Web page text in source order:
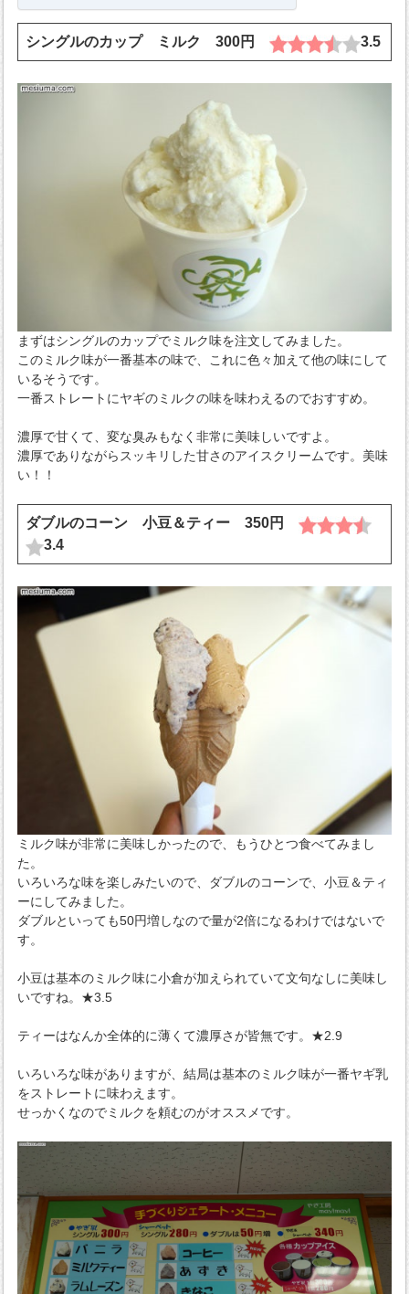
シングルのカップ ミルク 300円 3.5
まずはシングルのカップでミルク味を注文してみました。
このミルク味が一番基本の味で、これに色々加えて他の味にして
いるそうです。
一番ストレートにヤギのミルクの味を味わえるのでおすすめ。
濃厚で甘くて、変な臭みもなく非常に美味しいですよ。
濃厚でありながらスッキリした甘さのアイスクリームです。美味
い！！
ダブルのコーン 小豆＆ティー 350円
3.4
ミルク味が非常に美味しかったので、もうひとつ食べてみまし
た。
いろいろな味を楽しみたいので、ダブルのコーンで、小豆＆ティ
ーにしてみました。
ダブルといっても50円増しなので量が2倍になるわけではないで
す。
小豆は基本のミルク味に小倉が加えられていて文句なしに美味し
いですね。★3.5
ティーはなんか全体的に薄くて濃厚さが皆無です。★2.9
いろいろな味がありますが、結局は基本のミルク味が一番ヤギ乳
をストレートに味わえます。
せっかくなのでミルクを頼むのがオススメです。